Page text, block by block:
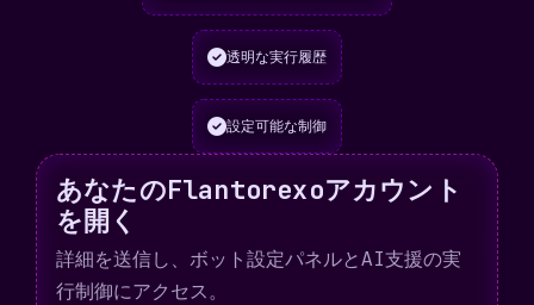
透明な実行履歴
設定可能な制御
あなたのFlantorexoアカウント
を開く
詳細を送信し、ボット設定パネルとAI支援の実
行制御にアクセス。